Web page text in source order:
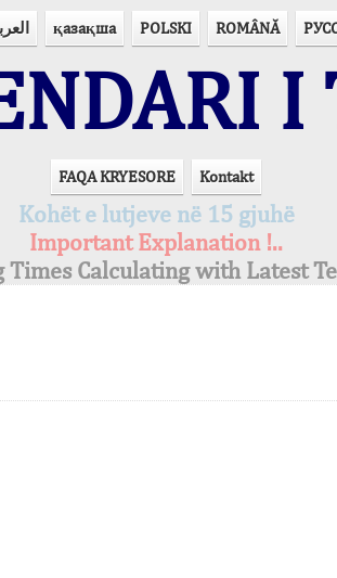
қазақша POLSKI ROMÂNĂ
I
FAQA KRYESORE Kontakt
Kohët e lutjeve në 15 gjuhë
Important Explanation !..
Times Calculating with Latest